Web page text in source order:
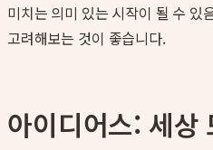
미치는 의미 있는 시작이 될 수 있
고려해보는 것이 좋습니다.
아이디어스: 세상